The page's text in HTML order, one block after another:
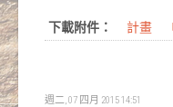
下載附件： 計畫
週二, 07 四月 2015 14:51